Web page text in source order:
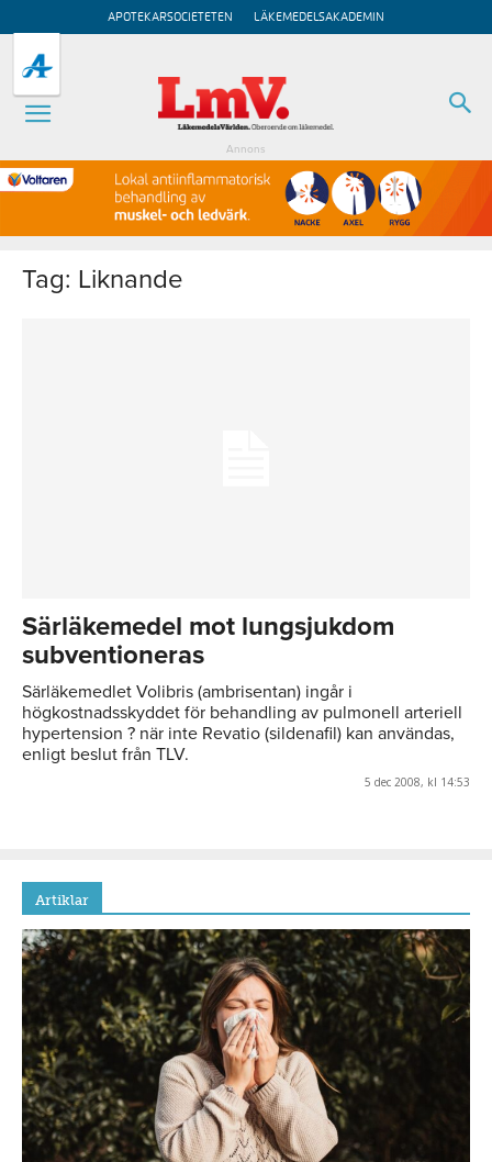
APOTEKARSOCIETETEN LÄKEMEDELSAKADEMIN
Annons
Tag: Liknande
Särläkemedel mot lungsjukdom
subventioneras
Särläkemedlet Volibris (ambrisentan) ingår i
högkostnadsskyddet för behandling av pulmonell arteriell
hypertension ? när inte Revatio (sildenafil) kan användas,
enligt beslut från TLV.
5 dec 2008, kl 14:53
Artiklar